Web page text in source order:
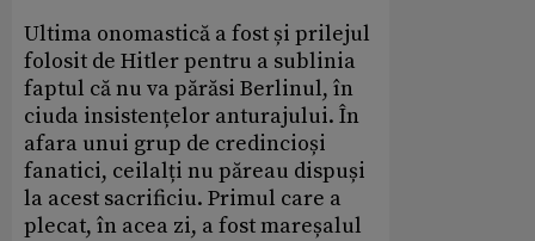
Ultima onomastică a fost și prilejul
folosit de Hitler pentru a sublinia
faptul că nu va părăsi Berlinul, în
ciuda insistențelor anturajului. În
afara unui grup de credincioși
fanatici, ceilalți nu păreau dispuși
la acest sacrificiu. Primul care a
plecat, în acea zi, a fost mareșalul